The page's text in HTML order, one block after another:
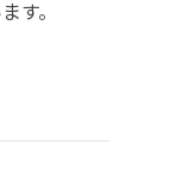
す。